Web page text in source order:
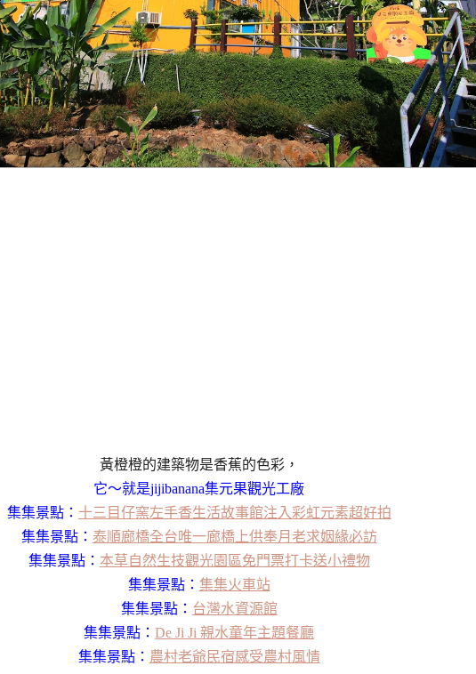
黃橙橙的建築物是香蕉的色彩，
它～就是jijibanana集元果觀光工廠
集集景點： 十三目仔窯左手香生活故事館注入彩虹元素超好拍
集集景點： 泰順廊橋全台唯一廊橋上供奉月老求姻緣必訪
集集景點： 本草自然生技觀光園區免門票打卡送小禮物
集集景點： 集集火車站
集集景點： 台灣水資源館
集集景點：De Ji Ji 親水童年主題餐廳
集集景點： 農村老爺民宿感受農村風情